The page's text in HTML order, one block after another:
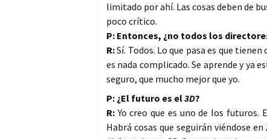
limitado por ahí. Las cosas deben de
poco crítico.
P: Entonces, ¿no todos los
R:Sí. Todos. Lo que pasa es que
es nada complicado. Se aprende y ya
seguro, que mucho mejor que yo.
P: ¿El futuro es el3D?
R: Yo creo que es uno de los futuros.
Habrá cosas que seguirán viéndose en